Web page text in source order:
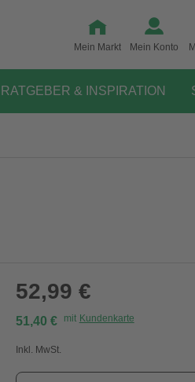
Mein Markt Mein Konto
RATGEBER & INSPIRATION
52,99 €
51,40 € mit Kundenkarte
Inkl. MwSt.